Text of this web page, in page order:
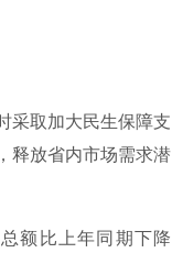
采取加大民生保障支
释放省内市场需求潜
额比上年同期下降